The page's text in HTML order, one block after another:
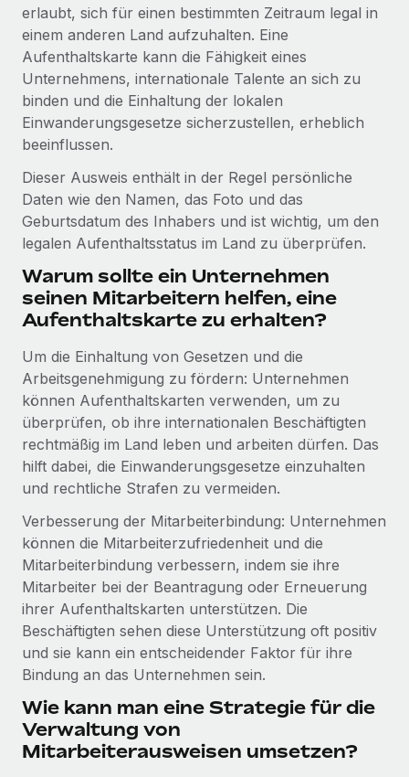
Globales Onboarding und Verwalten von
Freelancer:innen
PEO
Auslagern von komplexen HR-Aufgaben
INFRASTRUKTUR
Remote Embedded
Nahtlose Integration der HR in bestehende Abläufe
Plattform
Verknüpfen
Neu
Verknüpfung beliebiger KI-Tools mit Remote über unser
Integrationen
Prozessoptimierung mit unverzichtbaren Business-
Tools
DIENSTLEISTUNGEN
Frag unsere Expert:innen
Hilfe von Expert:innen für globale HR & Compliance
Background-Checks
Einfacheres Bewerber:innen-Screening
Compliance Watchtower
Lückenlose Compliance
Geräteverwaltung
Globale Bereitstellung und Verfolgung von IT-
Geräten
WACHSTUMSPHASE
Startups
Agile HR- und Payroll-Lösungen für wachsende
Unternehmen
Maßgeschneiderte HR-Lösungen, um Teams zu
vergrößern
Enterprise
Globale HR für Konzerne und Großunternehmen
PARTNER WERDEN
Strategische Technologiepartner
Flexible Einbettung von Global-HR-Funktionen in deine
Plattform
Partner werden
Entdecke die Möglichkeiten einer Partnerschaft
Remote Build
Demnächst verfügbar
Beratung zu Integrationen und KI-Automatisierung
FALLSTUDIEN
Remote um 120 % vergrößert
Weaviate auf einen Blick Weaviate entwickelt KI-basierte
Mehr erfahren
Gesamtbeschäftigungskosten
Honorarzahlungen berechnen
Informationen zu möglichen Währungen und
Abwicklungsfristen für globale Freelancer:innen
Forschung und Leitfäden
Fallstudien
Checklisten und Vorlagen
Webinare
Events
Newsroom
Informationen zu Gehältern und Qualifikationen
Insights Center
Hol dir Unterstützung
Alle Ressourcen anzeigen
BLOG
EOR und PEO
Nederlands
Français
Deutsch
Español
Italiano
Português (Portugal)
日本語
中文（简体）
Anmelden
erlaubt, sich für einen bestimmten Zeitraum legal in
einem anderen Land aufzuhalten. Eine
Aufenthaltskarte kann die Fähigkeit eines
Unternehmens, internationale Talente an sich zu
binden und die Einhaltung der lokalen
Einwanderungsgesetze sicherzustellen, erheblich
beeinflussen.
Dieser Ausweis enthält in der Regel persönliche
Daten wie den Namen, das Foto und das
Geburtsdatum des Inhabers und ist wichtig, um den
legalen Aufenthaltsstatus im Land zu überprüfen.
Warum sollte ein Unternehmen
seinen Mitarbeitern helfen, eine
Aufenthaltskarte zu erhalten?
Um die Einhaltung von Gesetzen und die
Arbeitsgenehmigung zu fördern: Unternehmen
können Aufenthaltskarten verwenden, um zu
überprüfen, ob ihre internationalen Beschäftigten
rechtmäßig im Land leben und arbeiten dürfen. Das
hilft dabei, die Einwanderungsgesetze einzuhalten
und rechtliche Strafen zu vermeiden.
Verbesserung der Mitarbeiterbindung: Unternehmen
können die Mitarbeiterzufriedenheit und die
Mitarbeiterbindung verbessern, indem sie ihre
Mitarbeiter bei der Beantragung oder Erneuerung
ihrer Aufenthaltskarten unterstützen. Die
Beschäftigten sehen diese Unterstützung oft positiv
und sie kann ein entscheidender Faktor für ihre
Bindung an das Unternehmen sein.
Wie kann man eine Strategie für die
Verwaltung von
Mitarbeiterausweisen umsetzen?